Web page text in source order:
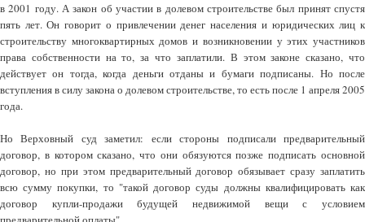
в 2001 году. А закон об участии в долевом строительстве был принят спустя
пять лет. Он говорит о привлечении денег населения и юридических лиц к
строительству многоквартирных домов и возникновении у этих участников
права собственности на то, за что заплатили. В этом законе сказано, что
действует он тогда, когда деньги отданы и бумаги подписаны. Но после
вступления в силу закона о долевом строительстве, то есть после 1 апреля 2005
года.
Но Верховный суд заметил: если стороны подписали предварительный
договор, в котором сказано, что они обязуются позже подписать основной
договор, но при этом предварительный договор обязывает сразу заплатить
всю сумму покупки, то "такой договор суды должны квалифицировать как
договор купли-продажи будущей недвижимой вещи с условием